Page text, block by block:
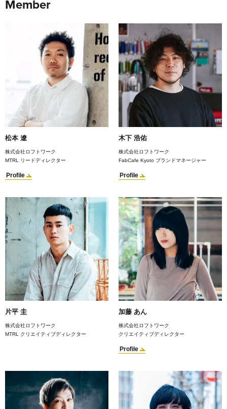
Member
松本 遼
株式会社ロフトワーク
MTRL リードディレクター
Profile
木下 浩佑
株式会社ロフトワーク
FabCafe Kyoto ブランドマネージャー
Profile
片平 圭
株式会社ロフトワーク
MTRL クリエイティブディレクター
加藤 あん
株式会社ロフトワーク
クリエイティブディレクター
Profile